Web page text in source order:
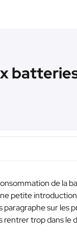
de la
petite
sur les
trop dans le